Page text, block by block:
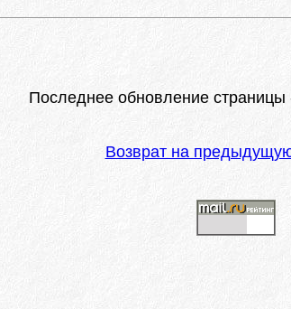
Последнее обновление страницы
Возврат на